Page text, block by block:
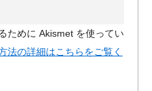
ために Akismet を使ってい
法の詳細はこちらをご覧く